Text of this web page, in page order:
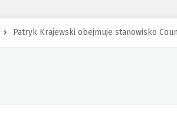
Patryk Krajewski obejmuje stanowisko